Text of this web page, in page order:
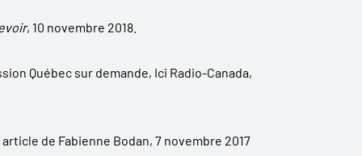
, 10 novembre 2018.
Québec sur demande, Ici Radio-Canada,
article de Fabienne Bodan, 7 novembre 2017